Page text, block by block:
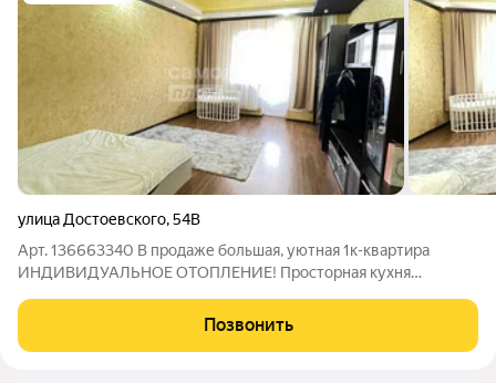
улица Достоевского,54В
Арт. 136663340 В продаже большая, уютная 1к-квартира
ИНДИВИДУАЛЬНОЕ ОТОПЛЕНИЕ! Просторная кухня
массива и газовой плитой. Из окон открывается вид на тихий
двор, где расположена детская и спортивная
Позвонить